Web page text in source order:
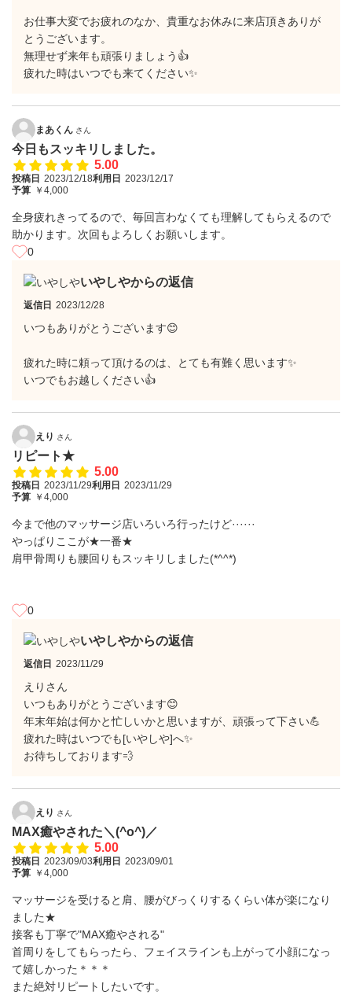
お仕事大変でお疲れのなか、貴重なお休みに来店頂きありが
とうございます。
無理せず来年も頑張りましょう👍
疲れた時はいつでも来てください✨
まあくん さん
今日もスッキリしました。
5.00
投稿日 2023/12/18利用日 2023/12/17
予算 ￥4,000
全身疲れきってるので、毎回言わなくても理解してもらえるので
助かります。次回もよろしくお願いします。
0
いやしやからの返信
返信日 2023/12/28
いつもありがとうございます😊
疲れた時に頼って頂けるのは、とても有難く思います✨
いつでもお越しください👍
えり さん
リピート★
5.00
投稿日 2023/11/29利用日 2023/11/29
予算 ￥4,000
今まで他のマッサージ店いろいろ行ったけど······
やっぱりここが★一番★
肩甲骨周りも腰回りもスッキリしました(*^^*)
0
いやしやからの返信
返信日 2023/11/29
えりさん
いつもありがとうございます😊
年末年始は何かと忙しいかと思いますが、頑張って下さい💪
疲れた時はいつでも[いやしや]へ✨
お待ちしております💨
えり さん
MAX癒やされた＼(^o^)／
5.00
投稿日 2023/09/03利用日 2023/09/01
予算 ￥4,000
マッサージを受けると肩、腰がびっくりするくらい体が楽になり
ました★
接客も丁寧で"MAX癒やされる"
首周りをしてもらったら、フェイスラインも上がって小顔になっ
て嬉しかった＊＊＊
また絶対リピートしたいです。